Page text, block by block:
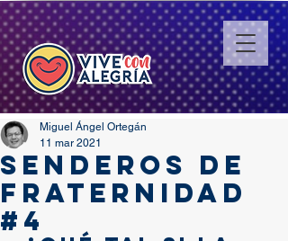
SENDEROS DE
FRATERNIDAD
#4
Miguel Ángel Ortegán
11 mar 2021